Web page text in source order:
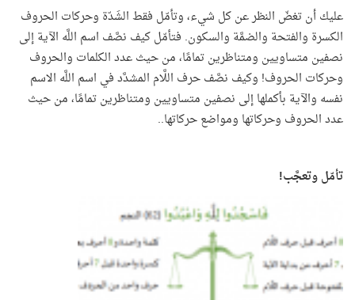
عليك أن تغضّ النظر عن كل شيء، وتأمّل فقط الشَدّة وحركات الحروف
الكسرة والفتحة والضمَّة والسكون. فتأمّل كيف نصَّف اسم اللَّه الآية إلى
نصفين متساويين ومتناظرين تمامًا، من حيث عدد الكلمات والحروف
وحركات الحروف! وكيف نصَّف حرف اللَّام المشدَّد في اسم اللَّه الاسم
نفسه والآية بأكملها إلى نصفين متساويين ومتناظرين تمامًا، من حيث
عدد الحروف وحركاتها ومواضع حركاتها..
تأمّل وتعجَّب!